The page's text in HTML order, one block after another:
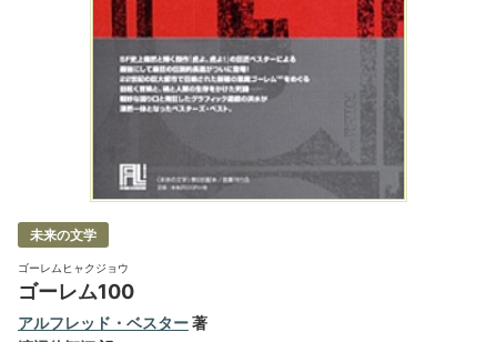
未来の文学
ゴーレムヒャクジョウ
ゴーレム100
アルフレッド・ベスター著